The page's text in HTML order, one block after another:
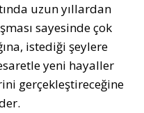
uzun yıllardan
sayesinde çok
istediği şeylere
yeni hayaller
gerçekleştireceğine